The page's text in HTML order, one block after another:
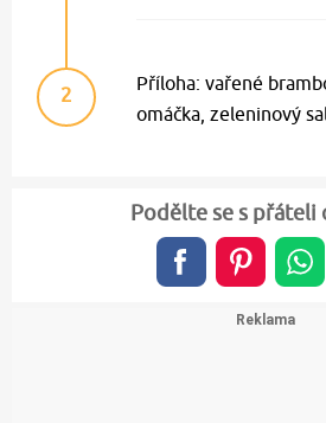
2
Příloha: vařené
omáčka, zeleninový
Podělte se s přáteli